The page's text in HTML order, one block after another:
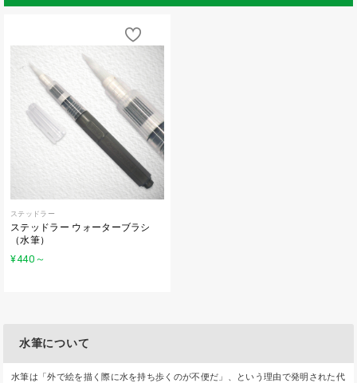
ステッドラー
ステッドラー ウォーターブラシ
（水筆）
¥440 ～
水筆について
水筆は「外で絵を描く際に水を持ち歩くのが不便だ」、という理由で発明された代